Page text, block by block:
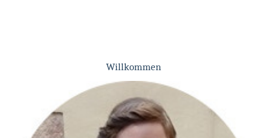
Willkommen